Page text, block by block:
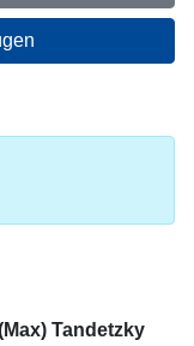
Tandetzky